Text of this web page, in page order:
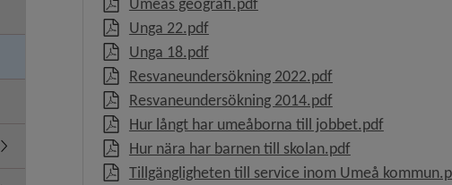
Undermeny för Regler och styrande dokument
Unga 22.pdf, 7.4 MB, öppnas i nytt fönster.
Unga 18.pdf, 6 MB, öppnas i nytt fönster.
Resvaneundersökning 2022.pdf, 1.6 MB, öppnas i
Resvaneundersökning 2014.pdf, 5.5 MB, öppnas i
Hur långt har umeåborna till jobbet.pdf, 860.4
Hur nära har barnen till skolan.pdf, 2 MB, öppnas
Tillgängligheten till service inom Umeå